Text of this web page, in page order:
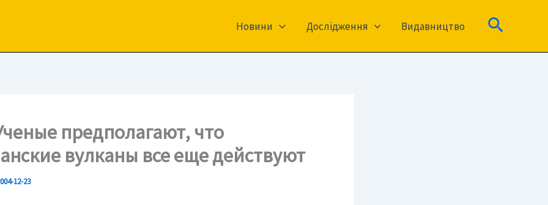
Новини Дослідження Видавництво Пошук
предполагают, что
вулканы все еще действуют
12-23